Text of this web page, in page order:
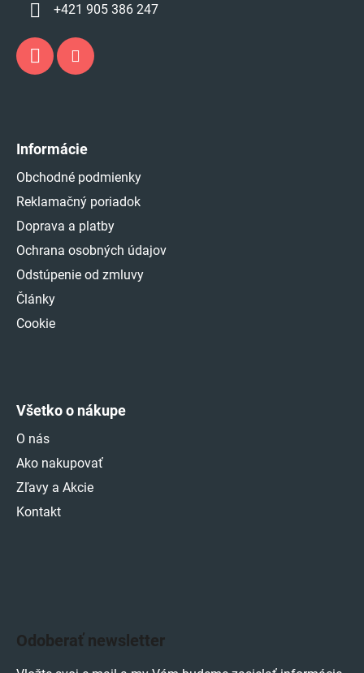
+421 905 386 247
Informácie
Obchodné podmienky
Reklamačný poriadok
Doprava a platby
Ochrana osobných údajov
Odstúpenie od zmluvy
Články
Cookie
Všetko o nákupe
O nás
Ako nakupovať
Zľavy a Akcie
Kontakt
Odoberať newsletter